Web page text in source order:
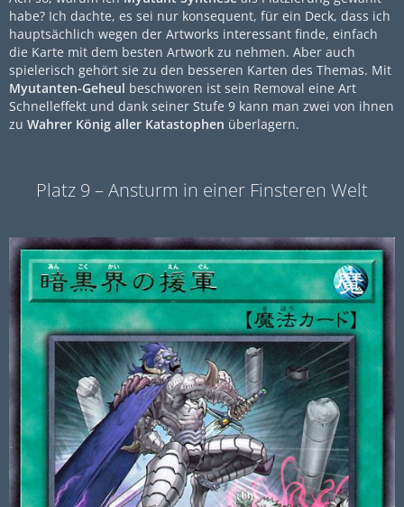
habe? Ich dachte, es sei nur konsequent, für ein Deck, dass ich
hauptsächlich wegen der Artworks interessant finde, einfach
die Karte mit dem besten Artwork zu nehmen. Aber auch
spielerisch gehört sie zu den besseren Karten des Themas. Mit
Myutanten-Geheul beschworen ist sein Removal eine Art
Schnelleffekt und dank seiner Stufe 9 kann man zwei von ihnen
zu Wahrer König aller Katastophen überlagern.
Platz 9 – Ansturm in einer Finsteren Welt